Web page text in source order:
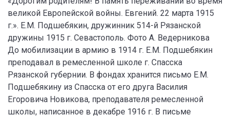
великой Европейской войны. Евгений. 22 марта 1915
г.». Е.М. Подшебякин, дружинник 514-й Рязанской
дружины 1915 г. Севастополь. Фото А. Ведерникова
До мобилизации в армию в 1914 г. Е.М. Подшебякин
преподавал в ремесленной школе г. Спасска
Рязанской губернии. В фондах хранится письмо Е.М.
Подшебякину из Спасска от его друга Василия
Егоровича Новикова, преподавателя ремесленной
школы, написанное в декабре 1916 г. В письме